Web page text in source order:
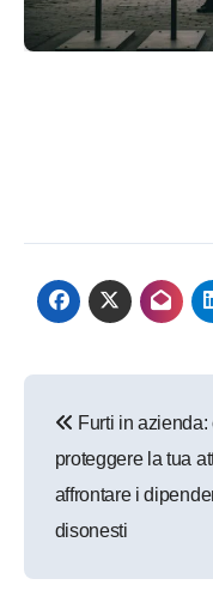
articoli
Furti in azienda:
proteggere la tua
affrontare i
disonesti